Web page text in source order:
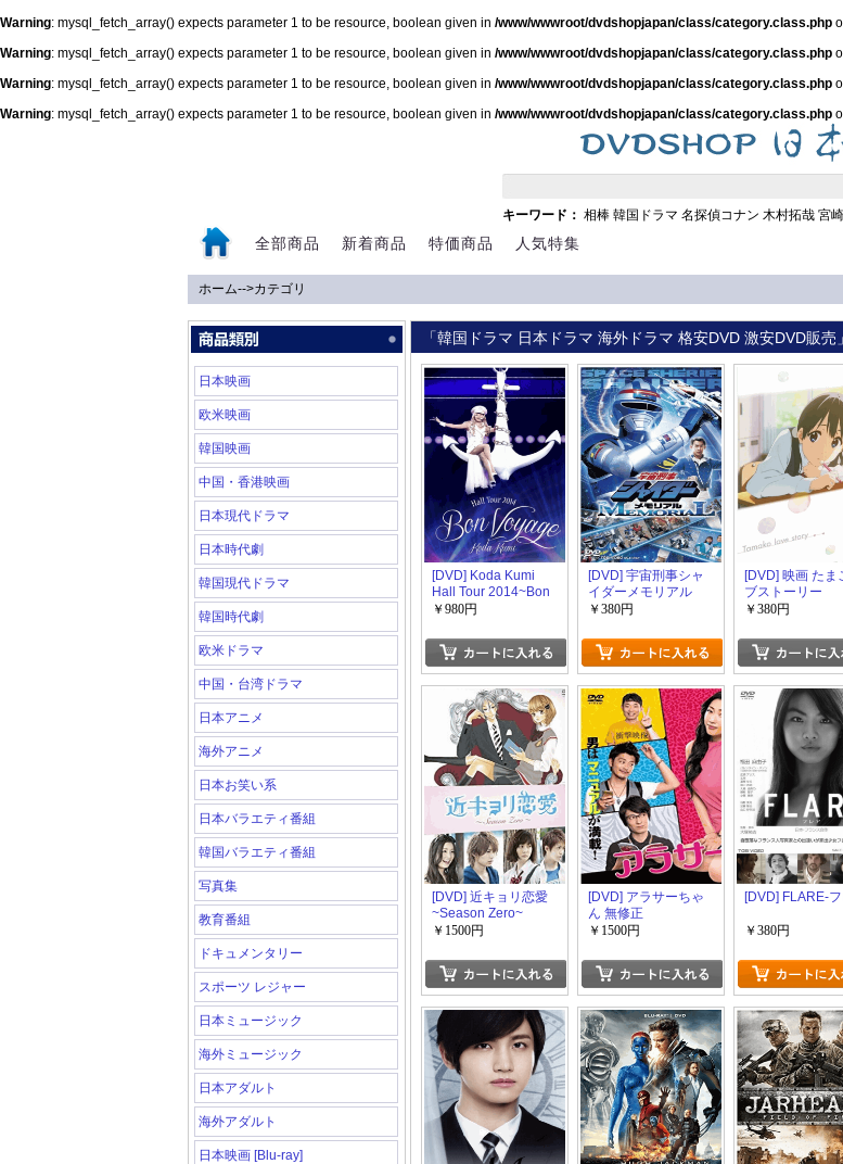
Warning: mysql_fetch_array() expects parameter 1 to be resource, boolean given in /www/wwwroot/dvdshopjapan/class/category.class.php
Warning: mysql_fetch_array() expects parameter 1 to be resource, boolean given in /www/wwwroot/dvdshopjapan/class/category.class.php
Warning: mysql_fetch_array() expects parameter 1 to be resource, boolean given in /www/wwwroot/dvdshopjapan/class/category.class.php
Warning: mysql_fetch_array() expects parameter 1 to be resource, boolean given in /www/wwwroot/dvdshopjapan/class/category.class.php
キーワード： 相棒 韓国ドラマ 名探偵コナン 木村拓哉 宮
全部商品 新着商品 特価商品 人気特集
ホーム-->カテゴリ
日本映画
欧米映画
韓国映画
中国・香港映画
日本現代ドラマ
日本時代劇
韓国現代ドラマ
韓国時代劇
欧米ドラマ
中国・台湾ドラマ
日本アニメ
海外アニメ
日本お笑い系
日本バラエティ番組
韓国バラエティ番組
写真集
教育番組
ドキュメンタリー
スポーツ レジャー
日本ミュージック
海外ミュージック
日本アダルト
海外アダルト
日本映画 [Blu-ray]
「韓国ドラマ 日本ドラマ 海外ドラマ 格安DVD 激安DVD販売」
[DVD] Koda Kumi
Hall Tour 2014~Bon
Voyage~
￥980円
[DVD] 宇宙刑事シャ
イダーメモリアル
￥380円
[DVD] 映画 たま
ブストーリー
￥380円
[DVD] 近キョリ恋愛
~Season Zero~
￥1500円
[DVD] アラサーちゃ
ん 無修正
￥1500円
[DVD] FLARE-
￥380円